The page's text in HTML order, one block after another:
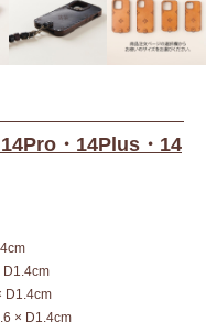
・14Plus・14
× D1.4cm